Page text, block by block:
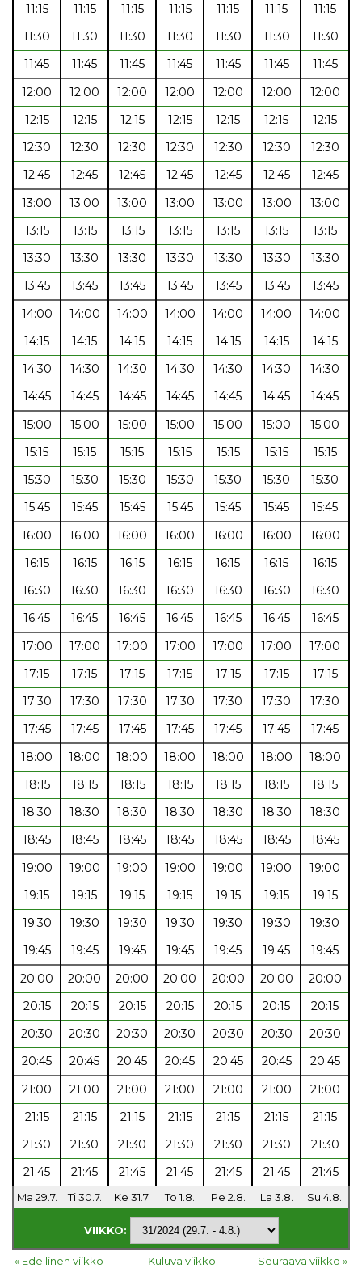
11:15
11:15 11:15 11:15 11:15 11:15
11:15
11:30
11:30 11:30 11:30 11:30 11:30
11:30
11:45
11:45 11:45 11:45 11:45 11:45
11:45
12:00
12:00 12:00 12:00 12:00 12:00
12:00
12:15
12:15 12:15 12:15 12:15 12:15
12:15
12:30
12:30 12:30 12:30 12:30 12:30
12:30
12:45
12:45 12:45 12:45 12:45 12:45
12:45
13:00
13:00 13:00 13:00 13:00 13:00
13:00
13:15
13:15 13:15 13:15 13:15 13:15
13:15
13:30
13:30 13:30 13:30 13:30 13:30
13:30
13:45
13:45 13:45 13:45 13:45 13:45
13:45
14:00
14:00 14:00 14:00 14:00 14:00
14:00
14:15
14:15 14:15 14:15 14:15 14:15
14:15
14:30
14:30 14:30 14:30 14:30 14:30
14:30
14:45
14:45 14:45 14:45 14:45 14:45
14:45
15:00
15:00 15:00 15:00 15:00 15:00
15:00
15:15
15:15 15:15 15:15 15:15 15:15
15:15
15:30
15:30 15:30 15:30 15:30 15:30
15:30
15:45
15:45 15:45 15:45 15:45 15:45
15:45
16:00
16:00 16:00 16:00 16:00 16:00
16:00
16:15
16:15 16:15 16:15 16:15 16:15
16:15
16:30
16:30 16:30 16:30 16:30 16:30
16:30
16:45
16:45 16:45 16:45 16:45 16:45
16:45
17:00
17:00 17:00 17:00 17:00 17:00
17:00
17:15
17:15 17:15 17:15 17:15 17:15
17:15
17:30
17:30 17:30 17:30 17:30 17:30
17:30
17:45
17:45 17:45 17:45 17:45 17:45
17:45
18:00
18:00 18:00 18:00 18:00 18:00
18:00
18:15
18:15 18:15 18:15 18:15 18:15
18:15
18:30
18:30 18:30 18:30 18:30 18:30
18:30
18:45
18:45 18:45 18:45 18:45 18:45
18:45
19:00
19:00 19:00 19:00 19:00 19:00
19:00
19:15
19:15 19:15 19:15 19:15 19:15
19:15
19:30
19:30 19:30 19:30 19:30 19:30
19:30
19:45
19:45 19:45 19:45 19:45 19:45
19:45
20:00
20:00 20:00 20:00 20:00 20:00
20:00
20:15
20:15 20:15 20:15 20:15 20:15
20:15
20:30
20:30 20:30 20:30 20:30 20:30
20:30
20:45
20:45 20:45 20:45 20:45 20:45
20:45
21:00
21:00 21:00 21:00 21:00 21:00
21:00
21:15
21:15 21:15 21:15 21:15 21:15
21:15
21:30
21:30 21:30 21:30 21:30 21:30
21:30
21:45
21:45 21:45 21:45 21:45 21:45 21:45
Ma 29.7. Ti 30.7. Ke 31.7. To 1.8. Pe 2.8. La 3.8. Su 4.8.
VIIKKO:
« Edellinen viikko Kuluva viikko Seuraava viikko »